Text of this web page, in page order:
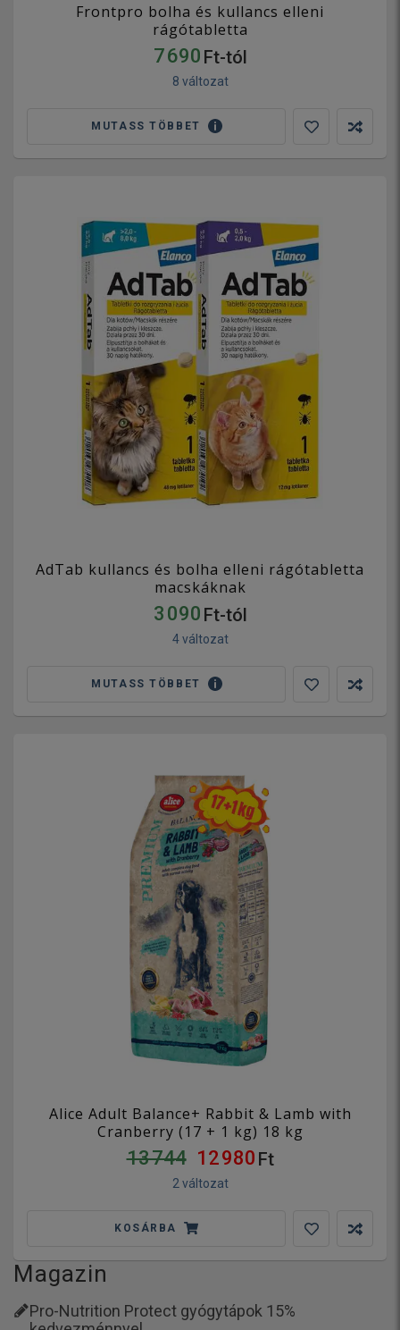
Frontpro bolha és kullancs elleni
rágótabletta
7 690 Ft-tól
8 változat
MUTASS TÖBBET
AdTab kullancs és bolha elleni rágótabletta
macskáknak
3 090 Ft-tól
4 változat
MUTASS TÖBBET
Alice Adult Balance+ Rabbit & Lamb with
Cranberry (17 + 1 kg) 18 kg
13 744 12 980 Ft
2 változat
KOSÁRBA
Magazin
Pro-Nutrition Protect gyógytápok 15%